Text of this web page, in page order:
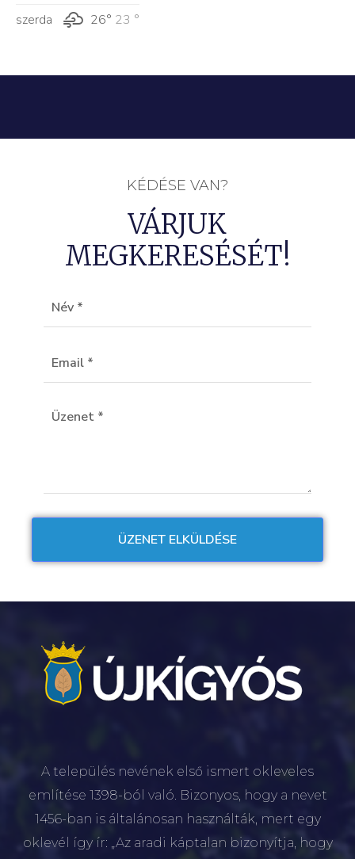
szerda 26° 23 °
KÉDÉSE VAN?
VÁRJUK
MEGKERESÉSÉT!
A település nevének első ismert okleveles
említése 1398-ból való. Bizonyos, hogy a nevet
1456-ban is általánosan használták, mert egy
oklevél így ír: „Az aradi káptalan bizonyítja, hogy